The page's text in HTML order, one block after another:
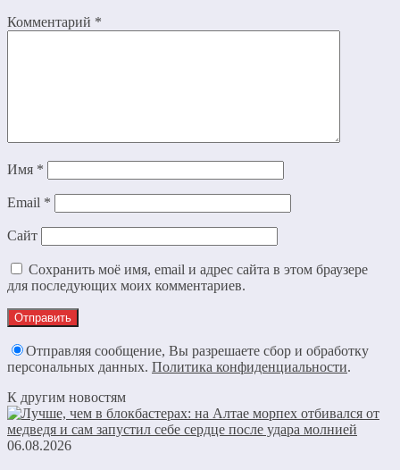
Комментарий *
Имя *
Email *
Сайт
Сохранить моё имя, email и адрес сайта в этом браузере
для последующих моих комментариев.
Отправляя сообщение, Вы разрешаете сбор и обработку
персональных данных. Политика конфиденциальности.
К другим новостям
06.08.2026